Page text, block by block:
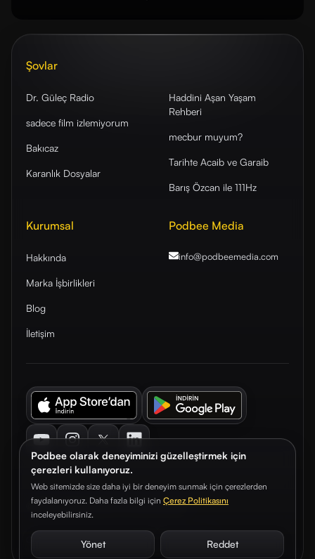
Podbee olarak deneyiminizi güzelleştirmek için
çerezleri kullanıyoruz.
Web sitemizde size daha iyi bir deneyim sunmak için çerezlerden
faydalanıyoruz. Daha fazla bilgi için Çerez Politikasını
inceleyebilirsiniz.
Yönet Reddet
Şovlar
Dr. Güleç Radio
sadece film izlemiyorum
Bakıcaz
Karanlık Dosyalar
Haddini Aşan Yaşam
Rehberi
mecbur muyum?
Tarihte Acaib ve Garaib
Barış Özcan ile 111Hz
Kurumsal
Hakkında
Marka İşbirlikleri
Blog
İletişim
Podbee Media
info@podbeemedia.com
© 2026. Podbee Media. Tüm hakları saklıdır.
Çerez TercihleriAydınlatma Metni Gizlilik Sözleşmesi